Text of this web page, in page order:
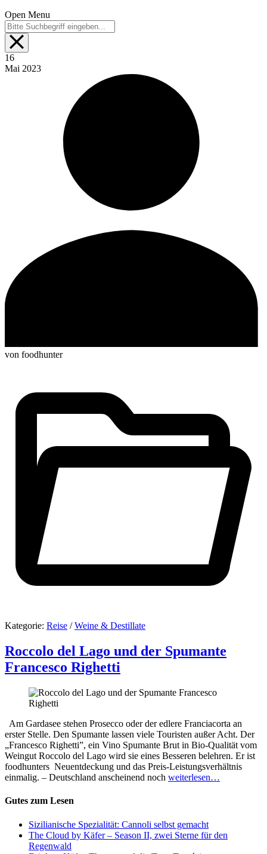
Open Menu
16
Mai 2023
von foodhunter
Kategorie: Reise /Weine & Destillate
Roccolo del Lago und der Spumante
Francesco Righetti
Am Gardasee stehen Prosecco oder der edlere Franciacorta an
erster Stelle. Den Spumante lassen viele Touristen außer Acht. Der
„Francesco Righetti”, ein Vino Spumante Brut in Bio-Qualität vom
Weingut Roccolo del Lago wird sie eines Besseren belehren. Er ist
foodhunters Neuentdeckung und das Preis-Leistungsverhältnis
einmalig. – Deutschland anscheinend noch weiterlesen…
Gutes zum Lesen
Sizilianische Spezialität: Cannoli selbst gemacht
The Cloud by Käfer – Season II, zwei Sterne für den
Regenwald